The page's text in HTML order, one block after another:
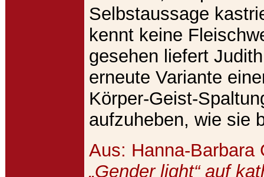
Selbstaussage
kennt keine
gesehen liefert
erneute Variante
Körper-Geist-
aufzuheben, wie sie
Aus: Hanna-Barbara
„Gender light“ auf